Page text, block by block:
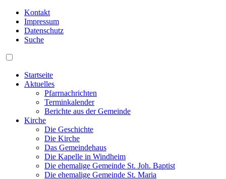
Kontakt
Impressum
Datenschutz
Suche
Startseite
Aktuelles
Pfarrnachrichten
Terminkalender
Berichte aus der Gemeinde
Kirche
Die Geschichte
Die Kirche
Das Gemeindehaus
Die Kapelle in Windheim
Die ehemalige Gemeinde St. Joh. Baptist
Die ehemalige Gemeinde St. Maria